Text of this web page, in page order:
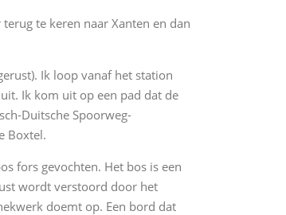
te keren naar Xanten en dan
Ik loop vanaf het station
Ik kom uit op een pad dat de
Duitsche Spoorweg-
Boxtel.
fors gevochten. Het bos is een
wordt verstoord door het
doemt op. Een bord dat